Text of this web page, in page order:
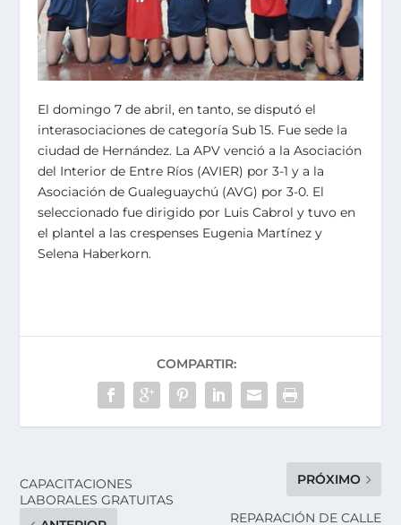
El domingo 7 de abril, en tanto, se disputó el
interasociaciones de categoría Sub 15. Fue sede la
ciudad de Hernández. La APV venció a la Asociación
del Interior de Entre Ríos (AVIER) por 3-1 y a la
Asociación de Gualeguaychú (AVG) por 3-0. El
seleccionado fue dirigido por Luis Cabrol y tuvo en
el plantel a las crespenses Eugenia Martínez y
Selena Haberkorn.
COMPARTIR:
CAPACITACIONES
LABORALES GRATUITAS
PRÓXIMO
REPARACIÓN DE CALLE